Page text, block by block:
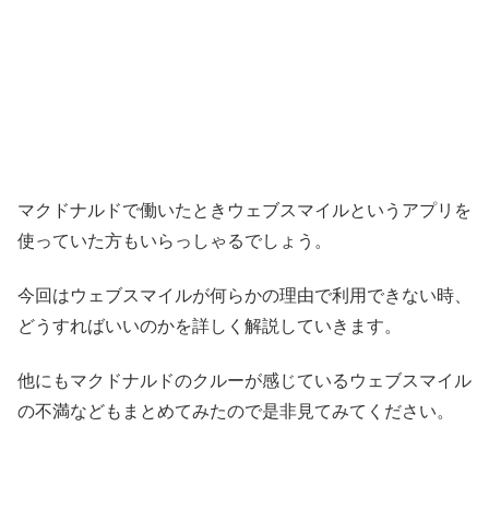
マクドナルドで働いたときウェブスマイルというアプリを
使っていた方もいらっしゃるでしょう。
今回はウェブスマイルが何らかの理由で利用できない時、
どうすればいいのかを詳しく解説していきます。
他にもマクドナルドのクルーが感じているウェブスマイル
の不満などもまとめてみたので是非見てみてください。